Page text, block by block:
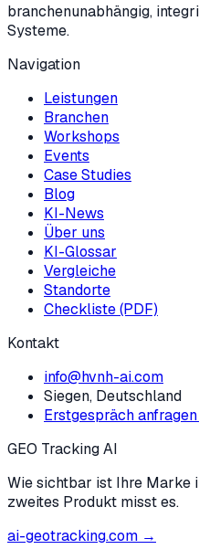
branchenunabhängig,
Systeme.
Navigation
Leistungen
Branchen
Workshops
Events
Case Studies
Blog
KI-News
Über uns
KI-Glossar
Vergleiche
Standorte
Checkliste (PDF)
Kontakt
info@hvnh-ai.com
Siegen, Deutschland
Erstgespräch
GEO Tracking AI
Wie sichtbar ist Ihre Marke
zweites Produkt misst es.
ai-geotracking.com →